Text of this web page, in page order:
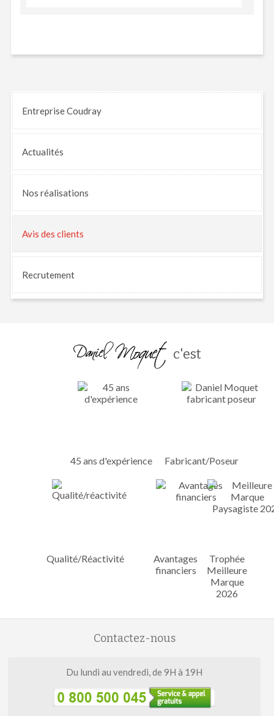
Entreprise Coudray
Actualités
Nos réalisations
Avis des clients
Recrutement
c'est
45 ans d'expérience Fabricant/Poseur
Qualité/Réactivité
Avantages
financiers
Trophée
Meilleure
Marque
2026
Contactez-nous
Du lundi au vendredi, de 9H à 19H